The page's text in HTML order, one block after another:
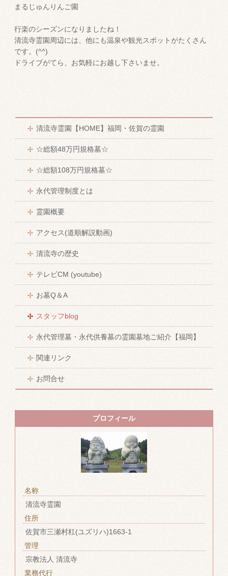
まるじゅんりんご園
行楽のシーズンになりましたね！
清流寺霊園周辺には、他にも温泉や観光スポットがたくさん
です。(^^)
ドライブがてら、お気軽にお越し下さいませ。
清流寺霊園【HOME】福岡・佐賀の霊園
☆総額48万円規格墓☆
☆総額108万円規格墓☆
永代管理制度とは
霊園概要
アクセス(道順解説動画)
清流寺の歴史
テレビCM (youtube)
お墓Q＆A
スタッフblog
永代管理墓・永代供養墓の霊園墓地ご紹介【福岡】
関連リンク
お問合せ
プロフィール
名称
清流寺霊園
住所
佐賀市三瀬村杠(ユズリハ)1663-1
管理
宗教法人 清流寺
業務代行